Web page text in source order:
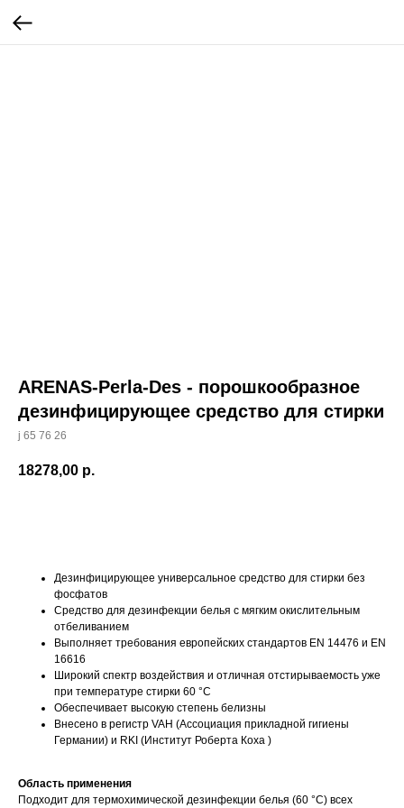
ARENAS-Perla-Des - порошкообразное
дезинфицирующее средство для стирки
j 65 76 26
18278,00 р.
Дезинфицирующее универсальное средство для стирки без
фосфатов
Средство для дезинфекции белья с мягким окислительным
отбеливанием
Выполняет требования европейских стандартов EN 14476 и EN
16616
Широкий спектр воздействия и отличная отстирываемость уже
при температуре стирки 60 °C
Обеспечивает высокую степень белизны
Внесено в регистр VAH (Ассоциация прикладной гигиены
Германии) и RKI (Институт Роберта Коха )
Область применения
Подходит для термохимической дезинфекции белья (60 °C) всех